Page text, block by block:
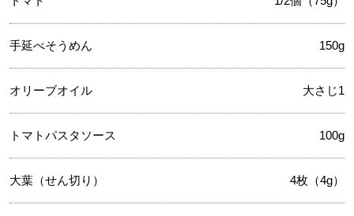
手延べそうめん 150g
オリーブオイル 大さじ1
トマトパスタソース 100g
大葉（せん切り） 4枚（4g）